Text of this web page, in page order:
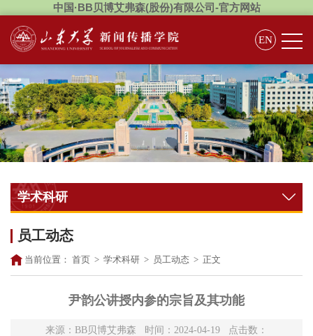
中国·BB贝博艾弗森(股份)有限公司-官方网站
EN
学术科研
员工动态
当前位置： 首页 > 学术科研 > 员工动态 > 正文
尹韵公讲授内参的宗旨及其功能
来源：BB贝博艾弗森 时间：2024-04-19 点击数：